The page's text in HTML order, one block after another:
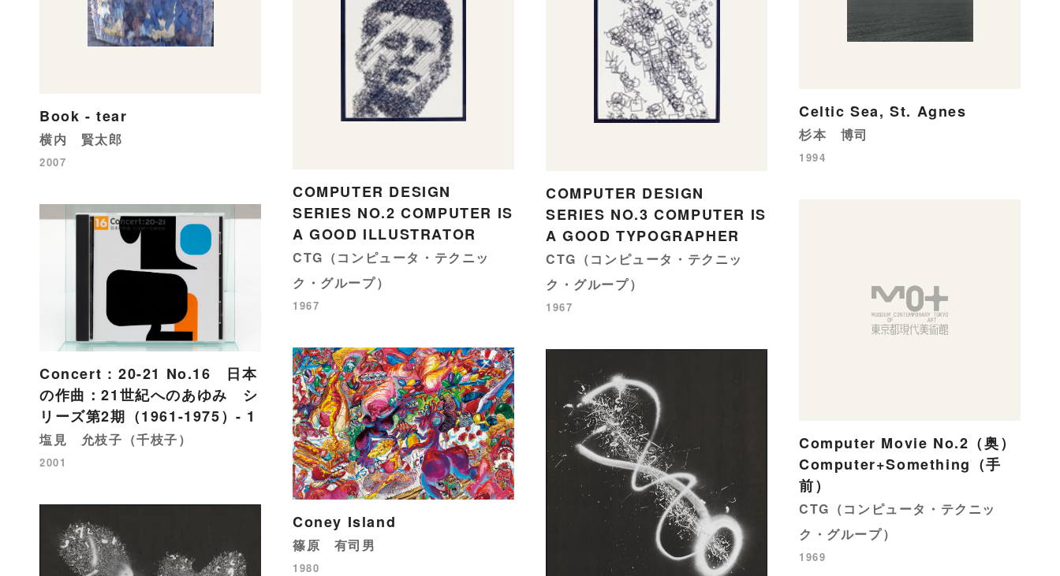
Book - tear
横内 賢太郎
2007
COMPUTER DESIGN
SERIES NO.2 COMPUTER IS
A GOOD ILLUSTRATOR
CTG（コンピュータ・テクニッ
ク・グループ）
1967
COMPUTER DESIGN
SERIES NO.3 COMPUTER IS
A GOOD TYPOGRAPHER
CTG（コンピュータ・テクニッ
ク・グループ）
1967
Celtic Sea, St. Agnes
杉本 博司
1994
Computer Movie No.2（奥）
Computer+Something（手
前）
CTG（コンピュータ・テクニッ
ク・グループ）
1969
Concert : 20-21 No.16 日本
の作曲：21世紀へのあゆみ シ
リーズ第2期（1961-1975）- 1
塩見 允枝子（千枝子）
2001
Coney Island
篠原 有司男
1980